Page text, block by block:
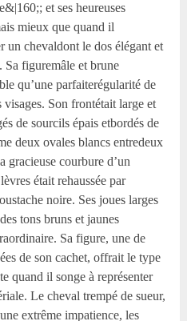
et ses heureuses
mieux que quand il
un chevaldont le dos élégant et
Sa figuremâle et brune
qu’une parfaiterégularité de
Son frontétait large et
de sourcils épais etbordés de
deux ovales blancs entredeux
gracieuse courbure d’un
était rehaussée par
noire. Ses joues larges
tons bruns et jaunes
Sa figure, une de
de son cachet, offrait le type
quand il songe à représenter
Le cheval trempé de sueur,
extrême impatience, les